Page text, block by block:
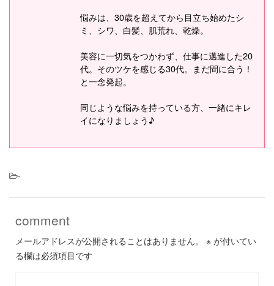
悩みは、30歳を超えてから目立ち始めたシ
ミ、シワ、白髪、肌荒れ、乾燥。
美容に一切気をつかわず、仕事に邁進した20
代。そのツケを感じる30代。まだ間に合う！
と一念発起。
同じような悩みを持っている方、一緒にキレ
イになりましょう♪
-
comment
メールアドレスが公開されることはありません。 ※ が付いてい
る欄は必須項目です